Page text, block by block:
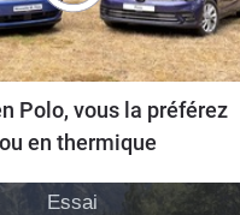
Polo, vous la préférez
en thermique
Essai